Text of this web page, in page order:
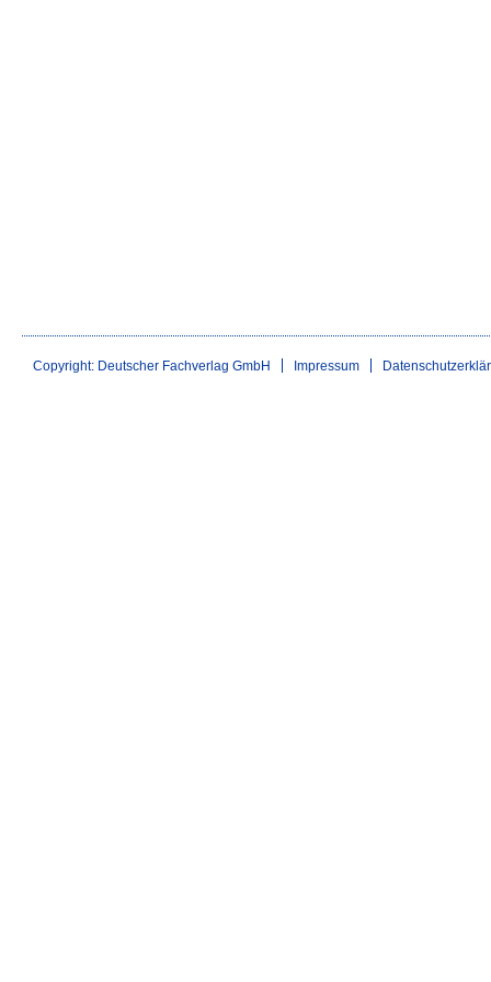
Copyright: Deutscher Fachverlag GmbH Impressum